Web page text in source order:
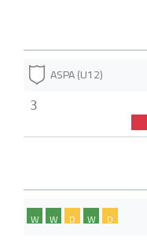
ASPA (U12)
3
D
W
D
W
W